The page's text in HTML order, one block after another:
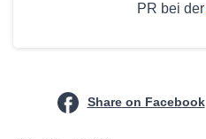
PR bei der
Share on Facebook